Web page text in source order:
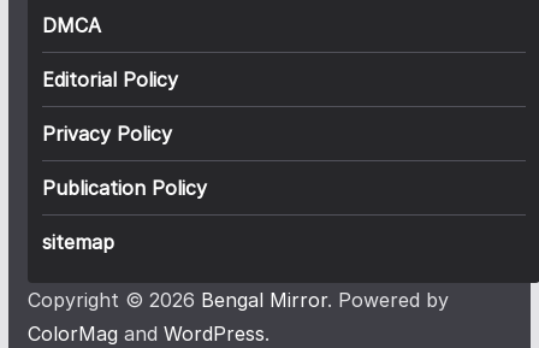
DMCA
Editorial Policy
Privacy Policy
Publication Policy
sitemap
Copyright © 2026 Bengal Mirror. Powered by
ColorMag and WordPress.